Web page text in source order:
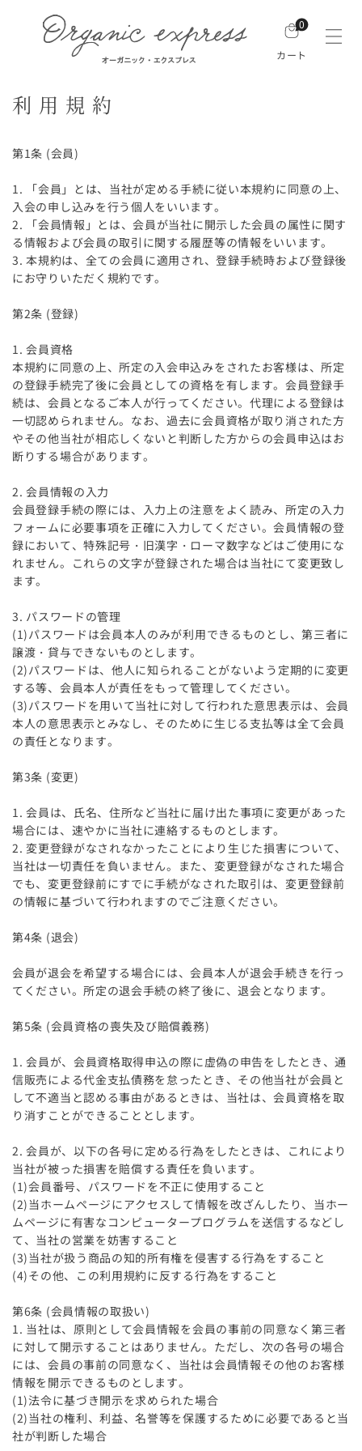
0
カート
利用規約
第1条 (会員)
1. 「会員」とは、当社が定める手続に従い本規約に同意の上、
入会の申し込みを行う個人をいいます。
2. 「会員情報」とは、会員が当社に開示した会員の属性に関す
る情報および会員の取引に関する履歴等の情報をいいます。
3. 本規約は、全ての会員に適用され、登録手続時および登録後
にお守りいただく規約です。
第2条 (登録)
1. 会員資格
本規約に同意の上、所定の入会申込みをされたお客様は、所定
の登録手続完了後に会員としての資格を有します。会員登録手
続は、会員となるご本人が行ってください。代理による登録は
一切認められません。なお、過去に会員資格が取り消された方
やその他当社が相応しくないと判断した方からの会員申込はお
断りする場合があります。
2. 会員情報の入力
会員登録手続の際には、入力上の注意をよく読み、所定の入力
フォームに必要事項を正確に入力してください。会員情報の登
録において、特殊記号・旧漢字・ローマ数字などはご使用にな
れません。これらの文字が登録された場合は当社にて変更致し
ます。
3. パスワードの管理
(1)パスワードは会員本人のみが利用できるものとし、第三者に
譲渡・貸与できないものとします。
(2)パスワードは、他人に知られることがないよう定期的に変更
する等、会員本人が責任をもって管理してください。
(3)パスワードを用いて当社に対して行われた意思表示は、会員
本人の意思表示とみなし、そのために生じる支払等は全て会員
の責任となります。
第3条 (変更)
1. 会員は、氏名、住所など当社に届け出た事項に変更があった
場合には、速やかに当社に連絡するものとします。
2. 変更登録がなされなかったことにより生じた損害について、
当社は一切責任を負いません。また、変更登録がなされた場合
でも、変更登録前にすでに手続がなされた取引は、変更登録前
の情報に基づいて行われますのでご注意ください。
第4条 (退会)
会員が退会を希望する場合には、会員本人が退会手続きを行っ
てください。所定の退会手続の終了後に、退会となります。
第5条 (会員資格の喪失及び賠償義務)
1. 会員が、会員資格取得申込の際に虚偽の申告をしたとき、通
信販売による代金支払債務を怠ったとき、その他当社が会員と
して不適当と認める事由があるときは、当社は、会員資格を取
り消すことができることとします。
2. 会員が、以下の各号に定める行為をしたときは、これにより
当社が被った損害を賠償する責任を負います。
(1)会員番号、パスワードを不正に使用すること
(2)当ホームページにアクセスして情報を改ざんしたり、当ホー
ムページに有害なコンピュータープログラムを送信するなどし
て、当社の営業を妨害すること
(3)当社が扱う商品の知的所有権を侵害する行為をすること
(4)その他、この利用規約に反する行為をすること
第6条 (会員情報の取扱い)
1. 当社は、原則として会員情報を会員の事前の同意なく第三者
に対して開示することはありません。ただし、次の各号の場合
には、会員の事前の同意なく、当社は会員情報その他のお客様
情報を開示できるものとします。
(1)法令に基づき開示を求められた場合
(2)当社の権利、利益、名誉等を保護するために必要であると当
社が判断した場合